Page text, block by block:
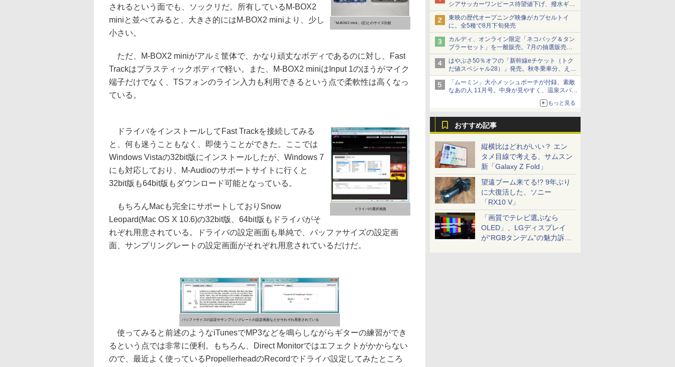
シアサッカーワンピース待望値下げ、撥水ギア
ショーツは1990円に
東映の歴代オープニング映像がカプセルトイ
に。全5種で8月下旬発売
カルディ、オンライン限定「ネコバッグ＆タン
ブラーセット」を一般販売。7月の抽選販売の
当選無効分
はやぶさ50％オフの「新幹線eチケット（トク
だ値スペシャル28）」発売。秋冬乗車分、えき
ねっと限定
「ムーミン」大小メッシュポーチが付録、素敵
なあの人 11月号。中身が見やすく、温泉スパに
もっと見る
おすすめ記事
縦横比はどれがいい？ エン
タメ目線で考える、サムスン
新「Galaxy Z Fold」
望遠ブーム来てる!? 9年ぶり
に大復活した、ソニー
「RX10 V」
「画質でテレビ選ぶなら
OLED」、LGディスプレイ
が“RGBタンデム”の魅力訴
「M-BOX2 mini」(左)とのサイズ比較
されるという面でも、ソックリだ。所有しているM-BOX2
miniと並べてみると、大きさ的にはM-BOX2 miniより、少し
小さい。
ただ、M-BOX2 miniがアルミ筐体で、かなり頑丈なボディであるのに対し、Fast
Trackはプラスティックボディで軽い。また、M-BOX2 miniはInput 1のほうがマイク
端子だけでなく、TSフォンのライン入力も利用できるという点で柔軟性は高くなっ
ている。
ドライバの選択画面
ドライバをインストールしてFast Trackを接続してみる
と、何も迷うこともなく、即使うことができた。ここでは
Windows Vistaの32bit版にインストールしたが、Windows 7
にも対応しており、M-Audioのサポートサイトに行くと
32bit版も64bit版もダウンロード可能となっている。
もちろんMacも完全にサポートしておりSnow
Leopard(Mac OS X 10.6)の32bit版、64bit版もドライバがそ
れぞれ用意されている。ドライバの設定画面も単純で、バッファサイズの設定画
面、サンプリングレートの設定画面がそれぞれ用意されているだけだ。
バッファサイズの設定やサンプリングレートの設定画面などがそれぞれ用意されている
使ってみると前述のようなiTunesでMP3などを鳴らしながらギターの練習ができ
るという点では非常に便利。もちろん、Direct Monitorではエフェクトがかからない
ので、最近よく使っているPropellerheadのRecordでドライバ設定してみたところ